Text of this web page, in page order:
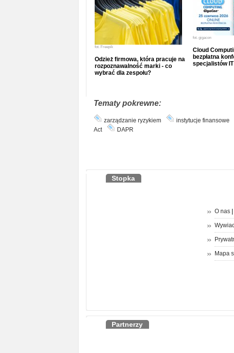
fot. Freepik
Odzież firmowa, która pracuje na
rozpoznawalność marki - co
wybrać dla zespołu?
fot. gigacon
Cloud
bezpłatna
specjalistów
Tematy pokrewne:
zarządzanie ryzykiem instytucje finansowe
Act
DAPR
Stopka
O nas|
Mapa
Partnerzy